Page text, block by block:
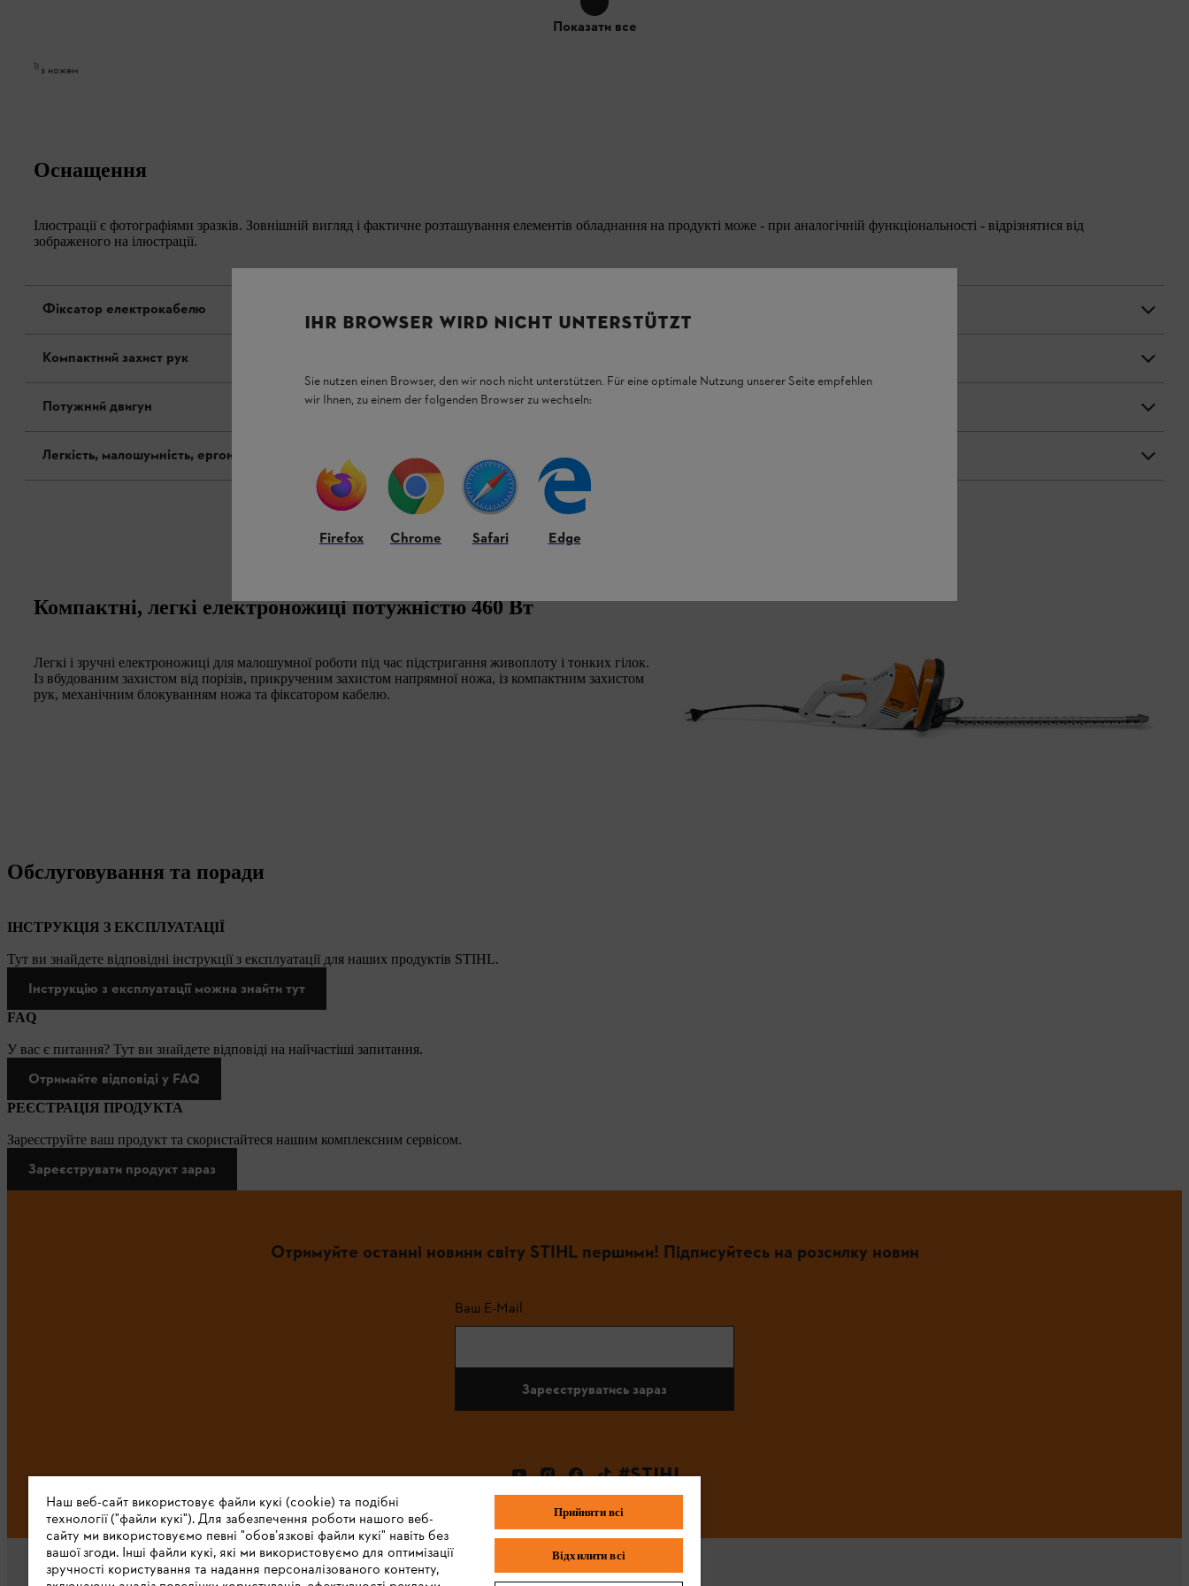
Показати все
1) з ножем
Оснащення
Ілюстрації є фотографіями зразків. Зовнішній вигляд і фактичне розташування елементів обладнання на продукті може - при аналогічній функціональності - відрізнятися від
зображеного на ілюстрації.
Фіксатор електрокабелю
Компактний захист рук
Потужний двигун
Легкість, малошумність, ергономіка
Компактні, легкі електроножиці потужністю 460 Вт
Легкі і зручні електроножиці для малошумної роботи під час підстригання живоплоту і тонких гілок.
Із вбудованим захистом від порізів, прикрученим захистом напрямної ножа, із компактним захистом
рук, механічним блокуванням ножа та фіксатором кабелю.
Обслуговування та поради
ІНСТРУКЦІЯ З ЕКСПЛУАТАЦІЇ
Тут ви знайдете відповідні інструкції з експлуатації для наших продуктів STIHL.
Інструкцію з експлуатації можна знайти тут
FAQ
У вас є питання? Тут ви знайдете відповіді на найчастіші запитання.
Отримайте відповіді у FAQ
РЕЄСТРАЦІЯ ПРОДУКТА
Зареєструйте ваш продукт та скористайтеся нашим комплексним сервісом.
Зареєструвати продукт зараз
Отримуйте останні новини світу STIHL першими! Підписуйтесь на розсилку новин
Ваш E-Mail
Зареєструватись зараз
#STIHL
IHR BROWSER WIRD NICHT UNTERSTÜTZT
Sie nutzen einen Browser, den wir noch nicht unterstützen. Für eine optimale Nutzung unserer Seite empfehlen
wir Ihnen, zu einem der folgenden Browser zu wechseln:
Firefox Chrome Safari Edge
Наш веб-сайт використовує файли кукі (cookie) та подібні
технології ("файли кукі"). Для забезпечення роботи нашого веб-
сайту ми використовуємо певні "обов’язкові файли кукі" навіть без
вашої згоди. Інші файли кукі, які ми використовуємо для оптимізації
зручності користування та надання персоналізованого контенту,
Прийняти всі
Відхилити всі